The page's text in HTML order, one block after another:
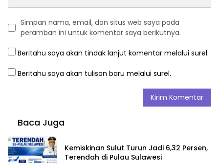
Simpan nama, email, dan situs web saya pada
peramban ini untuk komentar saya berikutnya.
Beritahu saya akan tindak lanjut komentar melalui surel.
Beritahu saya akan tulisan baru melalui surel.
Baca Juga
Kemiskinan Sulut Turun Jadi 6,32 Persen,
Terendah di Pulau Sulawesi